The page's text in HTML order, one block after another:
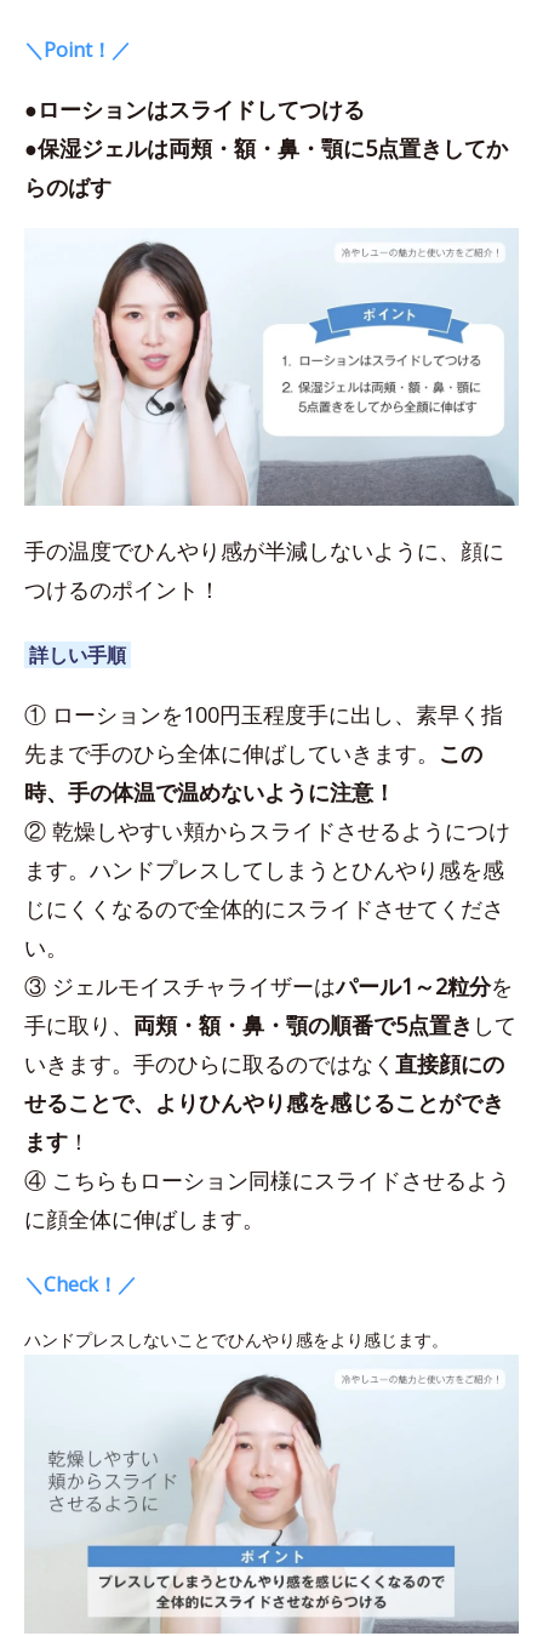
＼Point！／
●ローションはスライドしてつける
●保湿ジェルは両頬・額・鼻・顎に5点置きしてか
らのばす
手の温度でひんやり感が半減しないように、顔に
つけるのポイント！
詳しい手順
① ローションを100円玉程度手に出し、素早く指
先まで手のひら全体に伸ばしていきます。 この
時、手の体温で温めないように注意！
② 乾燥しやすい頬からスライドさせるようにつけ
ます。ハンドプレスしてしまうとひんやり感を感
じにくくなるので全体的にスライドさせてくださ
い。
③ ジェルモイスチャライザーはパール1～2粒分を
手に取り、 両頬・額・鼻・顎の順番で5点置き して
いきます。手のひらに取るのではなく 直接顔にの
せることで、よりひんやり感を感じることができ
ます ！
④ こちらもローション同様にスライドさせるよう
に顔全体に伸ばします。
＼Check！／
ハンドプレスしないことでひんやり感をより感じます。